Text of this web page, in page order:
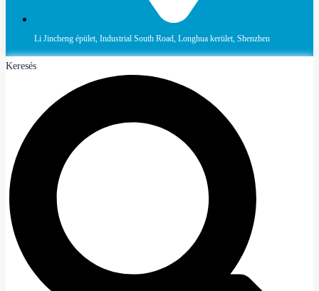
Li Jincheng épület, Industrial South Road, Longhua kerület, Shenzhen
Keresés